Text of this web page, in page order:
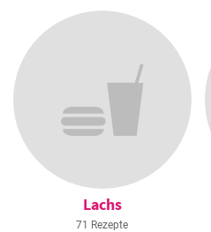
Lachs
71 Rezepte